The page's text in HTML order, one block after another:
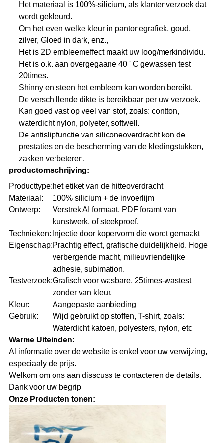
Het materiaal is 100%-silicium, als klantenverzoek dat
wordt gekleurd.
Om het even welke kleur in pantonegrafiek, goud,
zilver, Gloed in dark, enz.,
Het is 2D embleemeffect maakt uw loog/merkindividu.
Het is o.k. aan overgegaane 40 ' C gewassen test
20times.
Shinny en steen het embleem kan worden bereikt.
De verschillende dikte is bereikbaar per uw verzoek.
Kan goed vast op veel van stof, zoals: contton,
waterdicht nylon, polyeter, softwell.
De antislipfunctie van siliconeoverdracht kon de
prestaties en de bescherming van de kledingstukken,
zakken verbeteren.
productomschrijving:
Producttype:het etiket van de hitteoverdracht
Materiaal:
100% silicium + de invoerlijm
Ontwerp:
Verstrek AI formaat, PDF foramt van
kunstwerk, of steekproef.
Technieken: Injectie door kopervorm die wordt gemaakt
Eigenschap:Prachtig effect, grafische duidelijkheid. Hoge
verbergende macht, milieuvriendelijke
adhesie, subimation.
Testverzoek:Grafisch voor wasbare, 25times-wastest
zonder van kleur.
Kleur:
Aangepaste aanbieding
Gebruik:
Wijd gebruikt op stoffen, T-shirt, zoals:
Waterdicht katoen, polyesters, nylon, etc.
Warme Uiteinden:
Al informatie over de website is enkel voor uw verwijzing,
especiaaly de prijs.
Welkom om ons aan disscuss te contacteren de details.
Dank voor uw begrip.
Onze Producten tonen: